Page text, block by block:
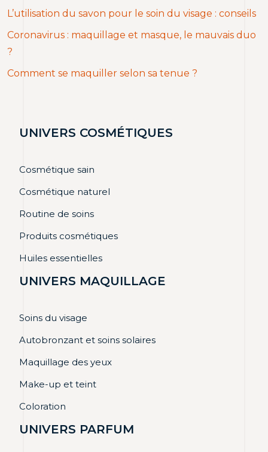
L’utilisation du savon pour le soin du visage : conseils
Coronavirus : maquillage et masque, le mauvais duo
?
Comment se maquiller selon sa tenue ?
UNIVERS COSMÉTIQUES
Cosmétique sain
Cosmétique naturel
Routine de soins
Produits cosmétiques
Huiles essentielles
UNIVERS MAQUILLAGE
Soins du visage
Autobronzant et soins solaires
Maquillage des yeux
Make-up et teint
Coloration
UNIVERS PARFUM